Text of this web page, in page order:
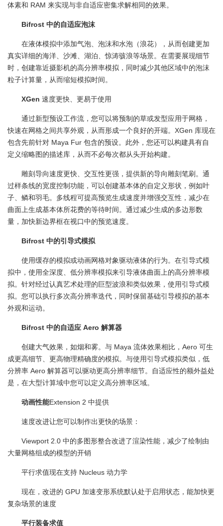
体素和 RAM 来实现与非自适应密集求解相同的效果。
Bifrost 中的自适应泡沫
在液体模拟中添加气泡、泡沫和水泡（浪花），从而创建更加
真实详细的海洋、沙滩、湖泊、惊涛骇浪等场景。在需要展现细节
时，创建靠近摄影机的高分辨率模拟，同时减少其他区域中的泡沫
粒子计算量，从而缩短模拟时间。
XGen 速度更快、更易于使用
通过新型预设工作流，您可以将预制的草或发型应用于网格，
快速在网格之间共享外观，从而形成一个良好的开端。XGen 库现在
包含先前针对 Maya Fur 包含的预设。此外，您还可以构建具有自
定义缩略图的描述库，从而不必每次都从头开始构建。
雕刻导向速度更快、交互性更强，提供新的导向雕刻笔刷。通
过样条线的宽度控制功能，可以创建基本体的自定义形状，例如叶
子、鳞和羽毛。多线程可提高预览生成速度并增强交互性，减少在
曲面上生成基本体所花费的等待时间。通过减少生成的多边形数
量，加快新边界框在视口中的预览速度。
Bifrost 中的引导式模拟
使用缓存的模拟或动画网格对象驱动液体的行为。在引导式模
拟中，使用全深度、低分辨率模拟来引导液体曲面上的高分辨率模
拟。针对经过认真艺术处理的巨型波浪和类似效果，使用引导式模
拟。您可以执行多次高分辨率迭代，同时保留基础引导模拟的基本
外观和运动。
Bifrost 中的自适应 Aero 解算器
创建大气效果，如烟和雾。与 Maya 流体效果相比，Aero 可生
成更高细节、更高物理精确度的模拟。与使用引导式模拟类似，低
分辨率 Aero 解算器可以驱动更高分辨率细节。自适应性的额外益处
是，在大型计算域中您可以定义高分辨率区域。
动画性能Extension 2 中提供
速度改进让您可以制作出更快的场景：
Viewport 2.0 中的多图形整合改进了渲染性能，减少了绘制由
大量网格组成的模型的开销
平行求值现在支持 Nucleus 动力学
现在，改进的 GPU 加速变形系统默认处于启用状态，能加快更
复杂场景的速度
平行装备求值